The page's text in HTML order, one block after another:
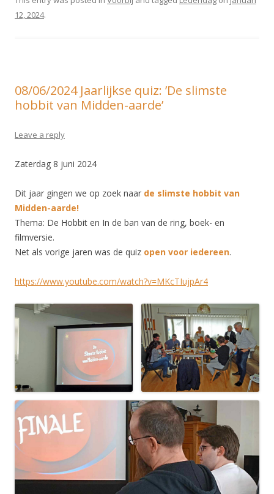
12, 2024.
08/06/2024 Jaarlijkse quiz: ’De slimste
hobbit van Midden-aarde’
Leave a reply
Zaterdag 8 juni 2024
Dit jaar gingen we op zoek naar de slimste hobbit van
Midden-aarde!
Thema: De Hobbit en In de ban van de ring, boek- en
filmversie.
Net als vorige jaren was de quiz open voor iedereen.
https://www.youtube.com/watch?v=MKcTIujpAr4